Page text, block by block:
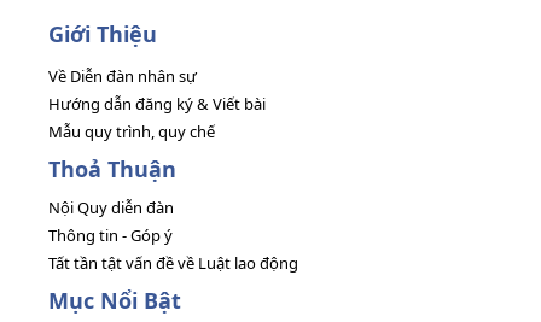
Giới Thiệu
Về Diễn đàn nhân sự
Hướng dẫn đăng ký & Viết bài
Mẫu quy trình, quy chế
Thoả Thuận
Nội Quy diễn đàn
Thông tin - Góp ý
Tất tần tật vấn đề về Luật lao động
Mục Nổi Bật